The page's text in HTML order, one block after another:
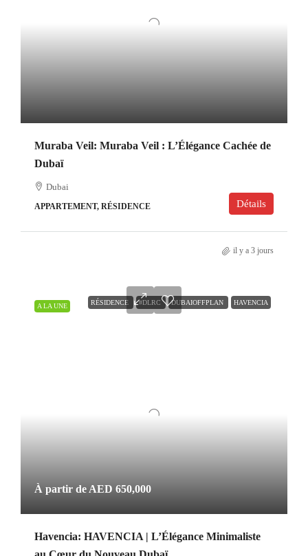
Muraba Veil: Muraba Veil : L’Élégance Cachée de
Dubaï
Dubai
APPARTEMENT, RÉSIDENCE Détails
il y a 3 jours
A LA UNE RÉSIDENCE #DLRC DUBAIOFFPLAN HAVENCIA
À partir de AED 650,000
Havencia: HAVENCIA | L’Élégance Minimaliste